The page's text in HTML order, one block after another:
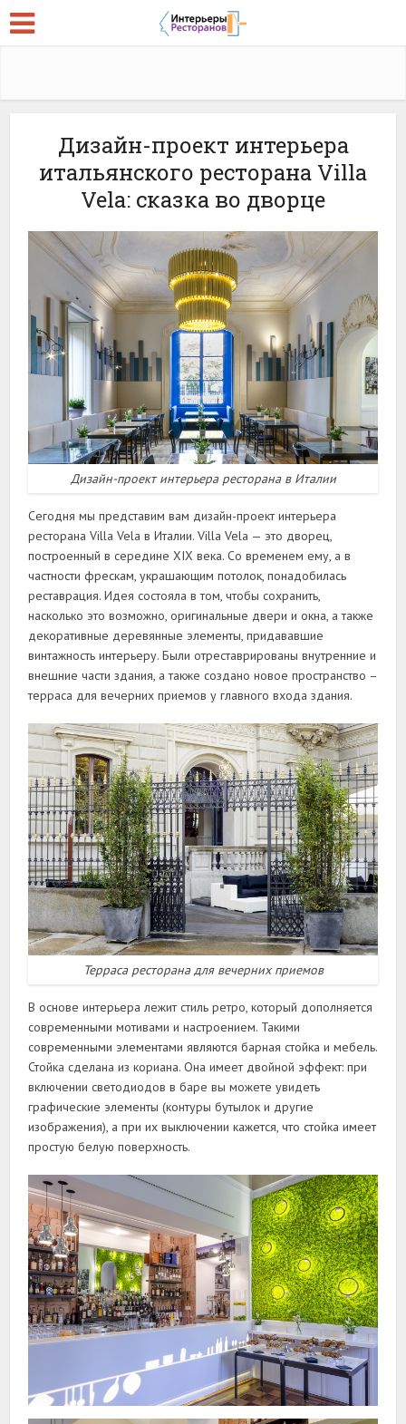
Дизайн-проект интерьера
итальянского ресторана Villa
Vela: сказка во дворце
Дизайн-проект интерьера ресторана в Италии
Сегодня мы представим вам дизайн-проект интерьера
ресторана Villa Vela в Италии. Villa Vela — это дворец,
построенный в середине XIX века. Со временем ему, а в
частности фрескам, украшающим потолок, понадобилась
реставрация. Идея состояла в том, чтобы сохранить,
насколько это возможно, оригинальные двери и окна, а также
декоративные деревянные элементы, придававшие
винтажность интерьеру. Были отреставрированы внутренние и
внешние части здания, а также создано новое пространство –
терраса для вечерних приемов у главного входа здания.
Терраса ресторана для вечерних приемов
В основе интерьера лежит стиль ретро, который дополняется
современными мотивами и настроением. Такими
современными элементами являются барная стойка и мебель.
Стойка сделана из кориана. Она имеет двойной эффект: при
включении светодиодов в баре вы можете увидеть
графические элементы (контуры бутылок и другие
изображения), а при их выключении кажется, что стойка имеет
простую белую поверхность.